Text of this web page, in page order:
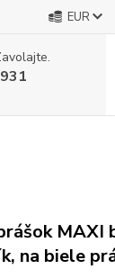
EUR
MAXI
na biele